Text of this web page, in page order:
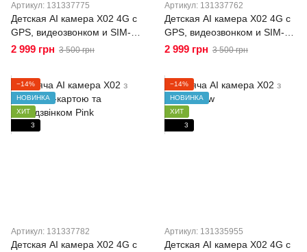
Артикул: 131337775
Детская AI камера X02 4G с
GPS, видеозвонком и SIM-
картой, камера-телефон для
2 999 грн 3 500 грн
Артикул: 131337762
Детская AI камера X02 4G с
GPS, видеозвонком и SIM-
картой, камера-телефон для
2 999 грн 3 500 грн
−14%
НОВИНКА
ХИТ
3
Артикул: 131337782
Детская AI камера X02 4G с
−14%
НОВИНКА
ХИТ
3
Артикул: 131335955
Детская AI камера X02 4G с